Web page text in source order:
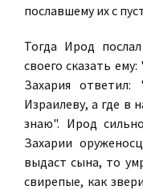
пославшему их с
Тогда Ирод
своего сказать
Захария
Израилеву, а где в
знаю". Ирод
Захарии
выдаст сына, то
свирепые, как